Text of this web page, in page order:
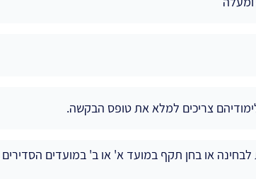
צריכים למלא את טופס הבקשה.
לבחינה או בחן תקף במועד א' או ב' במועדים